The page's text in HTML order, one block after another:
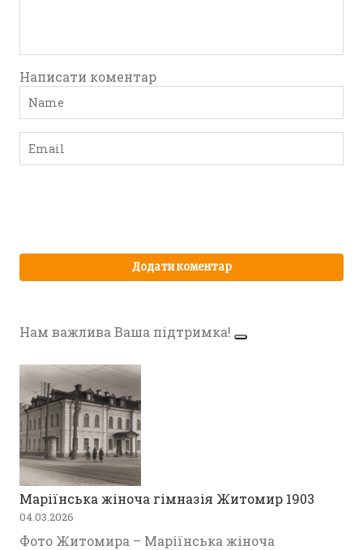
Написати коментар
Нам важлива Ваша підтримка!
Маріїнська жіноча гімназія Житомир 1903
04.03.2026
Фото Житомира – Маріїнська жіноча